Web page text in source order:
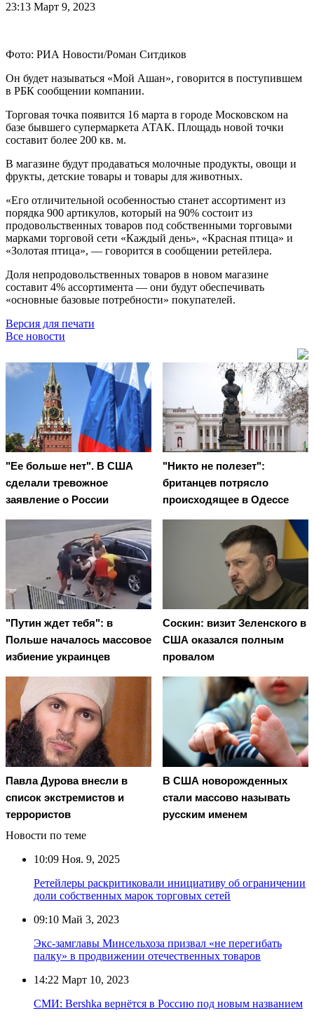
23:13 Март 9, 2023
Фото: РИА Новости/Роман Ситдиков
Он будет называться «Мой Ашан», говорится в поступившем
в РБК сообщении компании.
Торговая точка появится 16 марта в городе Московском на
базе бывшего супермаркета АТАК. Площадь новой точки
составит более 200 кв. м.
В магазине будут продаваться молочные продукты, овощи и
фрукты, детские товары и товары для животных.
«Его отличительной особенностью станет ассортимент из
порядка 900 артикулов, который на 90% состоит из
продовольственных товаров под собственными торговыми
марками торговой сети «Каждый день», «Красная птица» и
«Золотая птица», — говорится в сообщении ретейлера.
Доля непродовольственных товаров в новом магазине
составит 4% ассортимента — они будут обеспечивать
«основные базовые потребности» покупателей.
Версия для печати
Все новости
"Ее больше нет". В США
сделали тревожное
заявление о России
"Никто не полезет":
британцев потрясло
происходящее в Одессе
"Путин ждет тебя": в
Польше началось массовое
избиение украинцев
Соскин: визит Зеленского в
США оказался полным
провалом
Павла Дурова внесли в
список экстремистов и
террористов
В США новорожденных
стали массово называть
русским именем
Новости по теме
10:09 Ноя. 9, 2025
Ретейлеры раскритиковали инициативу об ограничении
доли собственных марок торговых сетей
09:10 Май 3, 2023
Экс-замглавы Минсельхоза призвал «не перегибать
палку» в продвижении отечественных товаров
14:22 Март 10, 2023
СМИ: Bershka вернётся в Россию под новым названием